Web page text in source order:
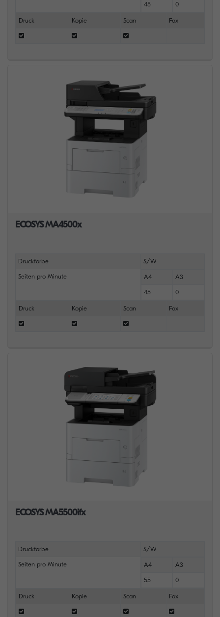
45 0
Druck Kopie Scan Fax
ECOSYS MA4500x
Druckfarbe S/W
Seiten pro Minute A4 A3
45 0
Druck Kopie Scan Fax
ECOSYS MA5500ifx
Druckfarbe S/W
Seiten pro Minute A4 A3
55 0
Druck Kopie Scan Fax